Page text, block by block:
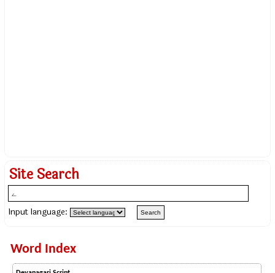
Site Search
Input language:
Word Index